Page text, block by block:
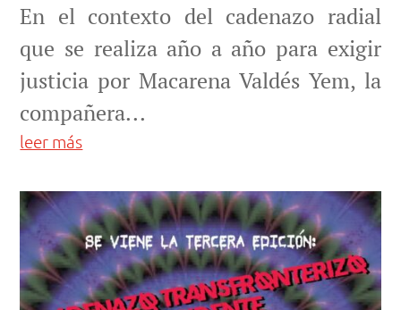
En el contexto del cadenazo radial
que se realiza año a año para exigir
justicia por Macarena Valdés Yem, la
compañera...
leer más